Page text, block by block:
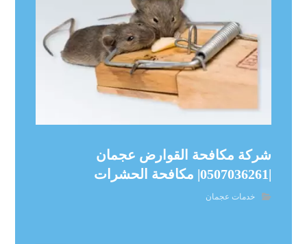
شركة مكافحة القوارض عجمان
|0507036261| مكافحة الحشرات
خدمات عجمان